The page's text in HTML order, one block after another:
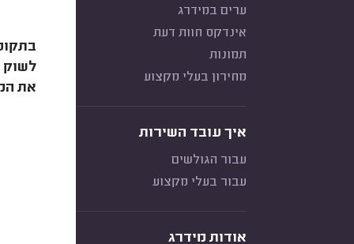
ערים במידרג
אינדקס חוות דעת
תמונות
מחירון בעלי מקצוע
איך עובד השירות
עבור הגולשים
עבור בעלי מקצוע
אודות מידרג
לשוק
את